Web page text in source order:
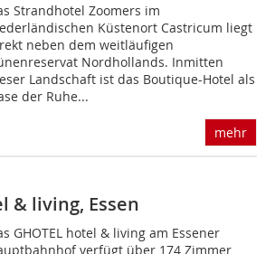
Strandhotel Zoomers im
Küstenort Castricum liegt
neben dem weitläufigen
Nordhollands. Inmitten
Landschaft ist das Boutique-Hotel als
der Ruhe...
mehr
& living, Essen
GHOTEL hotel & living am Essener
verfügt über 174 Zimmer